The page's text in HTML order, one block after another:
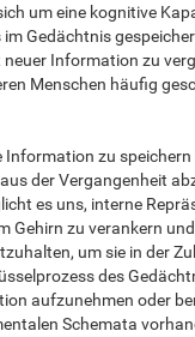
um eine kognitive
Gedächtnis
Information zu
Menschen häufig
Information zu
der Vergangenheit
es uns, interne
Gehirn zu verankern
um sie in der
des
aufzunehmen oder
Schemata